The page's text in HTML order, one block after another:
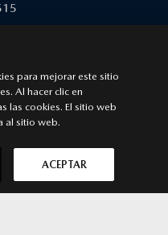
Mazda
1. 40006. Segovia
para mejorar este sitio
Al hacer clic en
las cookies. El sitio web
al sitio web.
ACEPTAR